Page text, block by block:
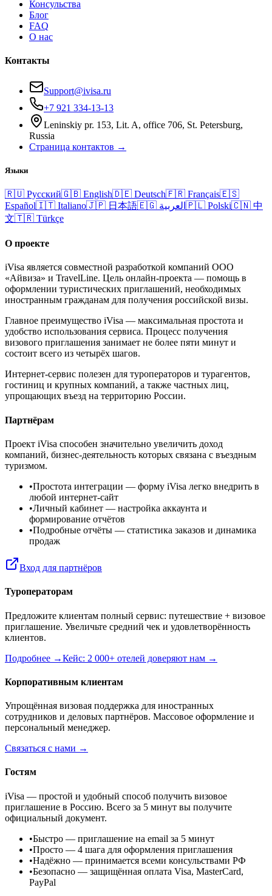
Консульства
Блог
FAQ
О нас
Контакты
Support@ivisa.ru
+7 921 334-13-13
Leninskiy pr. 153, Lit. A, office 706, St. Petersburg,
Russia
Страница контактов →
Языки
🇷🇺 Русский🇬🇧 English🇩🇪 Deutsch🇫🇷 Français🇪🇸
Español🇮🇹 Italiano🇯🇵 日本語🇪🇬 العربية 🇵🇱 Polski🇨🇳 中
文🇹🇷 Türkçe
О проекте
iVisa является совместной разработкой компаний ООО
«Айвиза» и TravelLine. Цель онлайн-проекта — помощь в
оформлении туристических приглашений, необходимых
иностранным гражданам для получения российской визы.
Главное преимущество iVisa — максимальная простота и
удобство использования сервиса. Процесс получения
визового приглашения занимает не более пяти минут и
состоит всего из четырёх шагов.
Интернет-сервис полезен для туроператоров и турагентов,
гостиниц и крупных компаний, а также частных лиц,
упрощающих въезд на территорию России.
Партнёрам
Проект iVisa способен значительно увеличить доход
компаний, бизнес-деятельность которых связана с въездным
туризмом.
•Простота интеграции — форму iVisa легко внедрить в
любой интернет-сайт
•Личный кабинет — настройка аккаунта и
формирование отчётов
•Подробные отчёты — статистика заказов и динамика
продаж
Вход для партнёров
Туроператорам
Предложите клиентам полный сервис: путешествие + визовое
приглашение. Увеличьте средний чек и удовлетворённость
клиентов.
Подробнее →Кейс: 2 000+ отелей доверяют нам →
Корпоративным клиентам
Упрощённая визовая поддержка для иностранных
сотрудников и деловых партнёров. Массовое оформление и
персональный менеджер.
Связаться с нами →
Гостям
iVisa — простой и удобный способ получить визовое
приглашение в Россию. Всего за 5 минут вы получите
официальный документ.
•Быстро — приглашение на email за 5 минут
•Просто — 4 шага для оформления приглашения
•Надёжно — принимается всеми консульствами РФ
•Безопасно — защищённая оплата Visa, MasterCard,
PayPal